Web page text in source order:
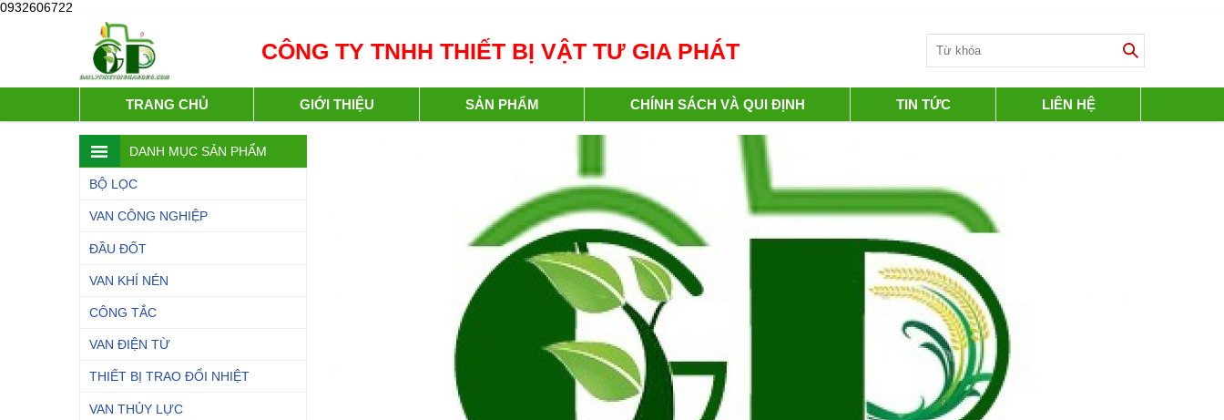
0932606722
CÔNG TY TNHH THIẾT BỊ VẬT TƯ GIA PHÁT
TRANG CHỦ GIỚI THIỆU SẢN PHẨM CHÍNH SÁCH VÀ QUI ĐỊNH TIN TỨC LIÊN HỆ
DANH MỤC SẢN PHẨM
BỘ LỌC
VAN CÔNG NGHIỆP
ĐẦU ĐỐT
VAN KHÍ NÉN
CÔNG TẮC
VAN ĐIỆN TỪ
THIẾT BỊ TRAO ĐỔI NHIỆT
VAN THỦY LỰC